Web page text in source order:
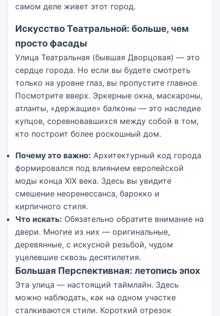
самом деле живет этот город.
Искусство Театральной: больше, чем
просто фасады
Улица Театральная (бывшая Дворцовая) — это
сердце города. Но если вы будете смотреть
только на уровне глаз, вы пропустите главное.
Посмотрите вверх. Эркерные окна, маскароны,
атланты, «держащие» балконы — это наследие
купцов, соревновавшихся между собой в том,
кто построит более роскошный дом.
Почему это важно: Архитектурный код города
формировался под влиянием европейской
моды конца XIX века. Здесь вы увидите
смешение неоренессанса, барокко и
кирпичного стиля.
Что искать: Обязательно обратите внимание на
двери. Многие из них — оригинальные,
деревянные, с искусной резьбой, чудом
уцелевшие сквозь десятилетия.
Большая Перспективная: летопись эпох
Эта улица — настоящий таймлайн. Здесь
можно наблюдать, как на одном участке
сталкиваются стили. Короткий отрезок